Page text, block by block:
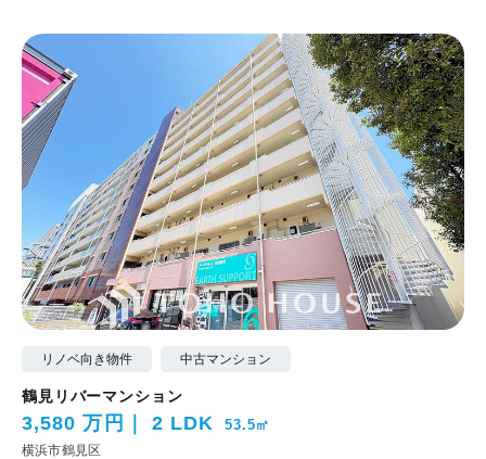
リノベ向き物件 中古マンション
鶴見リバーマンション
3,580 万円 2 LDK 53.5㎡
横浜市鶴見区